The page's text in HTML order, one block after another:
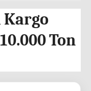
Kargo
Ton